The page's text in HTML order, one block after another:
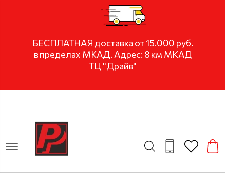
БЕСПЛАТНАЯ доставка от 15.000 руб.
в пределах МКАД. Адрес: 8 км МКАД
ТЦ "Драйв"